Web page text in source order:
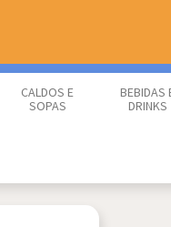
CALDOS E
SOPAS
BEBIDAS
DRINKS